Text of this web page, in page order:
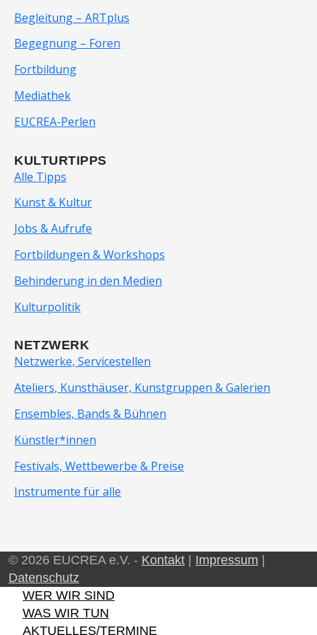
Begleitung – ARTplus
Begegnung – Foren
Fortbildung
Mediathek
EUCREA-Perlen
KULTURTIPPS
Alle Tipps
Kunst & Kultur
Jobs & Aufrufe
Fortbildungen & Workshops
Behinderung in den Medien
Kulturpolitik
NETZWERK
Netzwerke, Servicestellen
Ateliers, Kunsthäuser, Kunstgruppen & Galerien
Ensembles, Bands & Bühnen
Künstler*innen
Festivals, Wettbewerbe & Preise
Instrumente für alle
© 2026 EUCREA e.V. - Kontakt Impressum
Datenschutz
WER WIR SIND
WAS WIR TUN
AKTUELLES/TERMINE